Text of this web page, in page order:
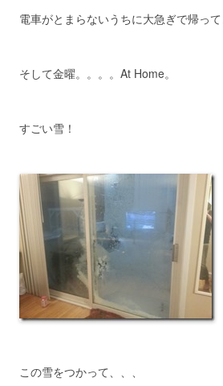
電車がとまらないうちに大急ぎで帰って
そして金曜。。。。At Home。
すごい雪！
この雪をつかって、、、